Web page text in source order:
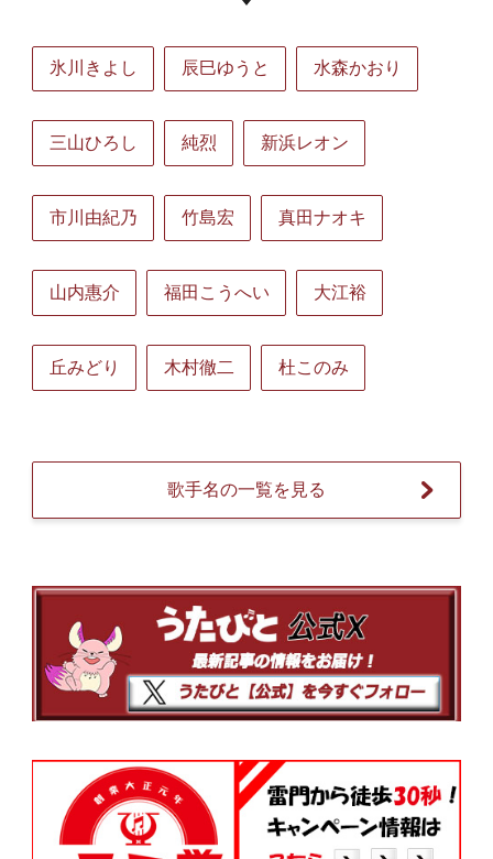
氷川きよし 辰巳ゆうと 水森かおり
三山ひろし 純烈 新浜レオン
市川由紀乃 竹島宏 真田ナオキ
山内惠介 福田こうへい 大江裕
丘みどり 木村徹二 杜このみ
歌手名の一覧を見る